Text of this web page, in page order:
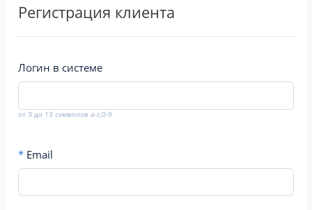
Регистрация клиента
Логин в системе
от 3 до 13 символов a-z,0-9
* Email